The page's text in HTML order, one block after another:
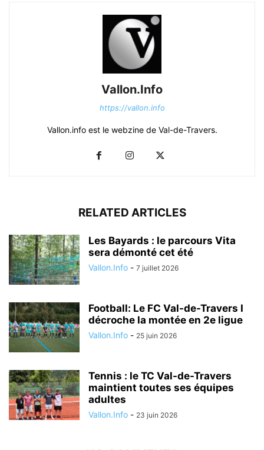
Vallon.Info
https://vallon.info
Vallon.info est le webzine de Val-de-Travers.
RELATED ARTICLES
Les Bayards : le parcours Vita
sera démonté cet été
Vallon.Info - 7 juillet 2026
Football: Le FC Val-de-Travers I
décroche la montée en 2e ligue
Vallon.Info - 25 juin 2026
Tennis : le TC Val-de-Travers
maintient toutes ses équipes
adultes
Vallon.Info - 23 juin 2026